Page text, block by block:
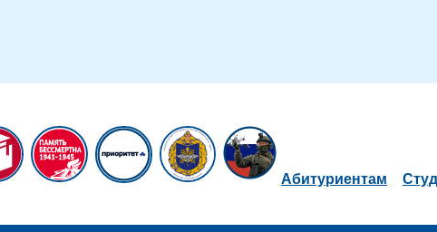
Абитуриентам